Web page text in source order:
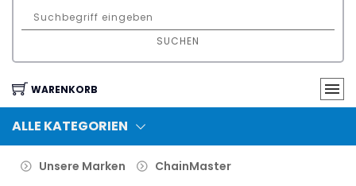
SUCHEN
WARENKORB
ALLE KATEGORIEN
Unsere Marken
ChainMaster